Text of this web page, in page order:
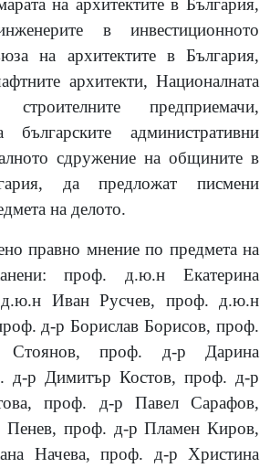
на архитектите в България,
в инвестиционното
на архитектите в България,
архитекти, Националната
предприемачи,
българските административни
сдружение на общините в
да предложат писмени
на делото.
правно мнение по предмета на
проф. д.ю.н Екатерина
Иван Русчев, проф. д.ю.н
д-р Борислав Борисов, проф.
Стоянов, проф. д-р Дарина
д-р Димитър Костов, проф. д-р
проф. д-р Павел Сарафов,
проф. д-р Пламен Киров,
Начева, проф. д-р Христина